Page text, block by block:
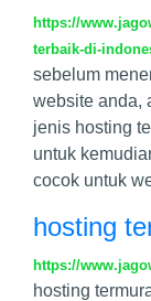
https://
terbaik-di-
sebelum
website anda,
jenis hosting
untuk
cocok untuk
hosting
https://
hosting